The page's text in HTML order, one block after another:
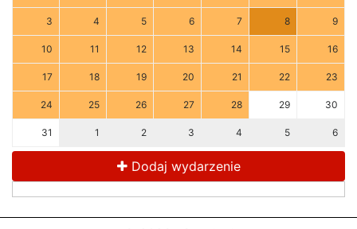
3 4 5 6 7 8 9
10 11 12 13 14 15 16
17 18 19 20 21 22 23
24 25 26 27 28 29 30
31 1 2 3 4 5 6
Dodaj wydarzenie